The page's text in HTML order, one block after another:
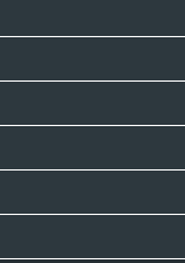
四、當事人依
（一）當
台
料，
另有